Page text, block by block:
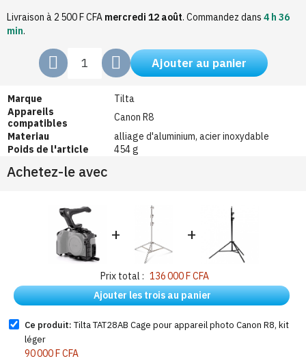
Livraison à 2 500 F CFA mercredi 12 août. Commandez dans 4 h 36
min.
Ajouter au panier
Marque
Tilta
Appareils
compatibles
Canon R8
Materiau
alliage d'aluminium, acier inoxydable
Poids de l'article
454 g
Achetez-le avec
+ +
Prix total : 136 000 F CFA
Ajouter les trois au panier
Ce produit: Tilta TAT28AB Cage pour appareil photo Canon R8, kit
léger
90 000 F CFA